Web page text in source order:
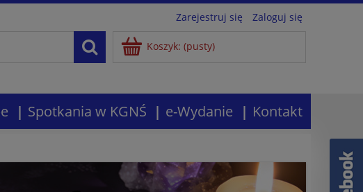
Zarejestruj się Zaloguj się
Koszyk: (pusty)
Spotkania w KGNŚ e-Wydanie Kontakt